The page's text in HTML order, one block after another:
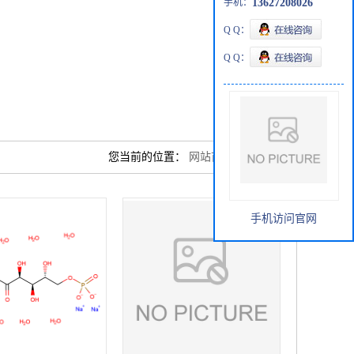
您当前的位置： 网站首页 产品展厅
手机： 13627208026
Q Q：
Q Q：
手机访问官网